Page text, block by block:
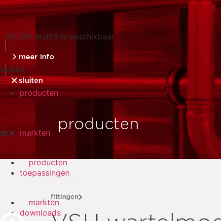
NIEUW: myIPS is beschikbaar
meer info
sluiten
sluiten
producten
markten
toepassingen
downloads
producten
markten
producten
fittingen